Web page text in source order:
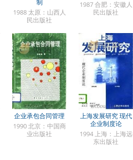
制
1988 太原：山西人
民出版社
1987 合肥：安徽人
民出版社
企业承包合同管理
1990 北京：中国商
业出版社
上海发展研究 现代
企业制度论
1994 上海：上海远
东出版社